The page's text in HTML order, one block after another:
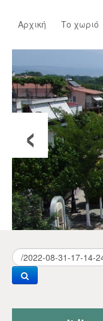
Αρχική Το χωριό
‹